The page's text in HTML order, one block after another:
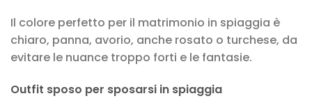
Il colore perfetto per il matrimonio in spiaggia è
chiaro, panna, avorio, anche rosato o turchese, da
evitare le nuance troppo forti e le fantasie.
Outfit sposo per sposarsi in spiaggia